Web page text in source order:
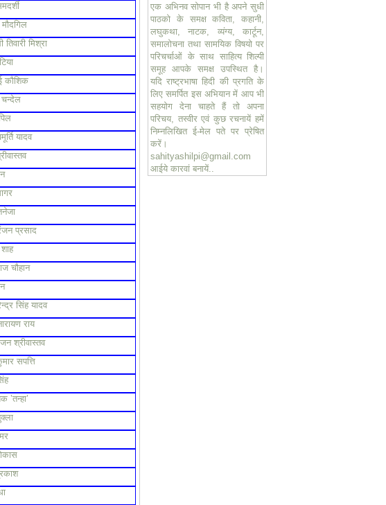
एक अभिनव सोपान भी है अपने सुधी
पाठको के समक्ष कविता, कहानी,
लघुकथा, नाटक, व्यंग्य, कार्टून,
समालोचना तथा सामयिक विषयो पर
परिचर्चाओं के साथ साहित्य शिल्पी
समूह आपके समक्ष उपस्थित है।
यदि राष्ट्रभाषा हिदी की प्रगति के
लिए समर्पित इस अभियान में आप भी
सहयोग देना चाहते हैं तो अपना
परिचय, तस्वीर एवं कुछ रचनायें हमें
निम्नलिखित ई-मेल पते पर प्रेषित
करें।
sahityashilpi@gmail.com
आईये कारवां बनायें..
मौदगिल
तिवारी मिश्रा
कौशिक
यादव
प्रसाद
चौहान
सिंह यादव
राय
श्रीवास्तव
सपत्ति
’तन्हा’